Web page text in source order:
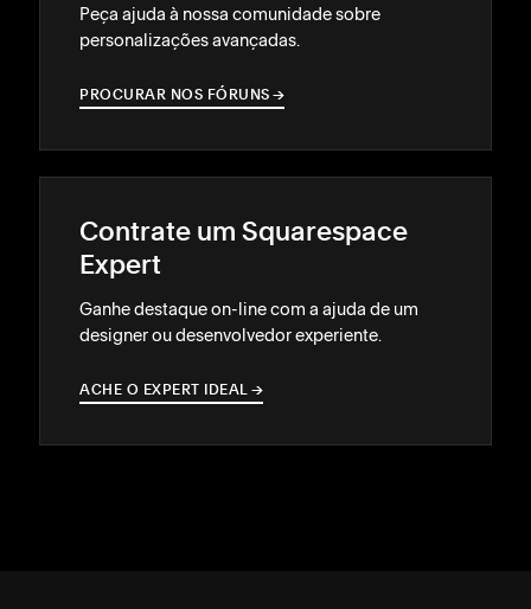
Peça ajuda à nossa comunidade sobre
personalizações avançadas.
PROCURAR NOS FÓRUNS →
→
Contrate um Squarespace
Expert
Ganhe destaque on-line com a ajuda de um
designer ou desenvolvedor experiente.
ACHE O EXPERT IDEAL →
→